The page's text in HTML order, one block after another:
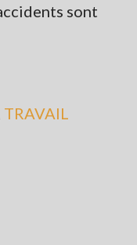
sont
TRAVAIL